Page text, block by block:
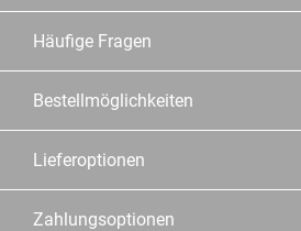
Häufige Fragen
Bestellmöglichkeiten
Lieferoptionen
Zahlungsoptionen